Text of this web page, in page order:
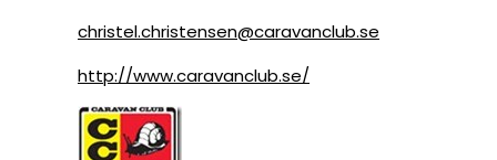
christel.christensen@caravanclub.se
http://www.caravanclub.se/